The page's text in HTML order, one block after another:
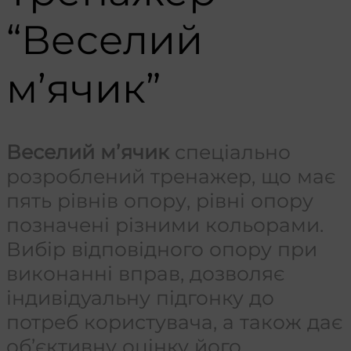
“Веселий
м’ячик”
Веселий мʼячик спеціально
розроблений тренажер, що має
пять рівнів опору, рівні опору
позначені різними кольорами.
Вибір відповідного опору при
виконанні вправ, дозволяє
індивідуальну підгонку до
потреб користувача, а також дає